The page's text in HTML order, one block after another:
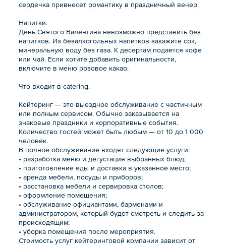
сердечка привнесет романтику в праздничный вечер.
Напитки.
День Святого Валентина невозможно представить без
напитков. Из безалкогольных напитков закажите сок,
минеральную воду без газа. К десертам подается кофе
или чай. Если хотите добавить оригинальности,
включите в меню розовое какао.
Что входит в catering.
Кейтеринг — это выездное обслуживание с частичным
или полным сервисом. Обычно заказывается на
знаковые праздники и корпоративные события.
Количество гостей может быть любым — от 10 до 1 000
человек.
В полное обслуживание входят следующие услуги:
• разработка меню и дегустация выбранных блюд;
• приготовление еды и доставка в указанное место;
• аренда мебели, посуды и приборов;
• расстановка мебели и сервировка столов;
• оформление помещения;
• обслуживание официантами, барменами и
администратором, который будет смотреть и следить за
происходящим;
• уборка помещения после мероприятия.
Стоимость услуг кейтеринговой компании зависит от